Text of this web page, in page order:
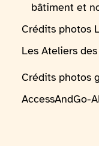
bâtiment et
Crédits photos
Les Ateliers
Crédits photos
AccessAndGo-